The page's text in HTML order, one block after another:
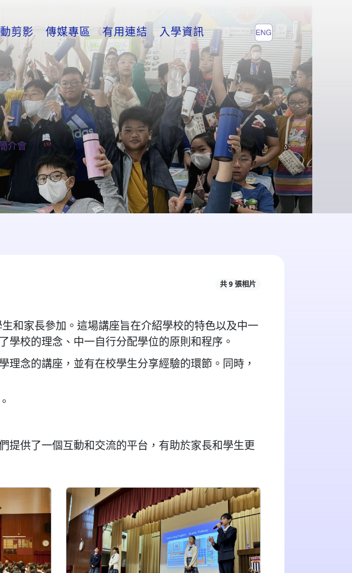
剪影 傳媒專區 有用連結 入學資訊
介會
共 9 張相片
和家長參加。這場講座旨在介紹學校的特色以及中一
學校的理念、中一自行分配學位的原則和程序。
念的講座，並有在校學生分享經驗的環節。同時，
提供了一個互動和交流的平台，有助於家長和學生更